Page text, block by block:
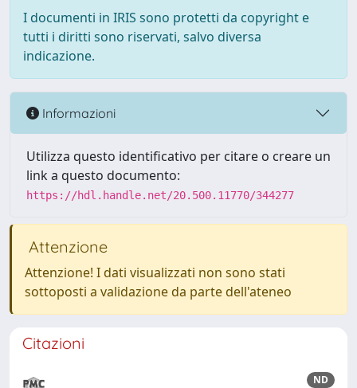
I documenti in IRIS sono protetti da copyright e
tutti i diritti sono riservati, salvo diversa
indicazione.
Informazioni
Utilizza questo identificativo per citare o creare un
link a questo documento:
https://hdl.handle.net/20.500.11770/344277
Attenzione
Attenzione! I dati visualizzati non sono stati
sottoposti a validazione da parte dell'ateneo
Citazioni
ND